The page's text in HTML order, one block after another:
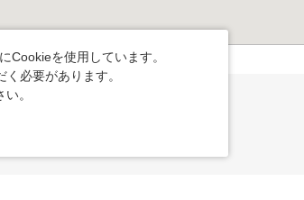
Cookieを使用しています。
必要があります。
。